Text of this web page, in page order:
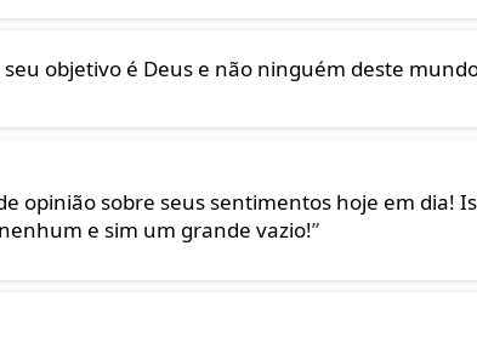
objetivo é Deus e não ninguém deste
opinião sobre seus sentimentos hoje em dia!
e sim um grande vazio!”